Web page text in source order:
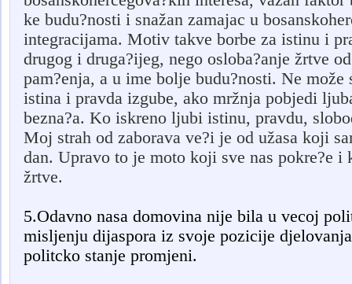
ke budu?nosti i snažan zamajac u
integracijama. Motiv takve borbe za istinu i
drugog i druga?ijeg, nego osloba?anje žrtve
pam?enja, a u ime bolje budu?nosti. Ne može
istina i pravda izgube, ako mržnja pobjedi
bezna?a. Ko iskreno ljubi istinu, pravdu,
Moj strah od zaborava ve?i je od užasa koji
dan. Upravo to je moto koji sve nas pokre?e i
žrtve.
5.Odavno nasa domovina nije bila u vecoj
misljenju dijaspora iz svoje pozicije
politcko stanje promjeni.